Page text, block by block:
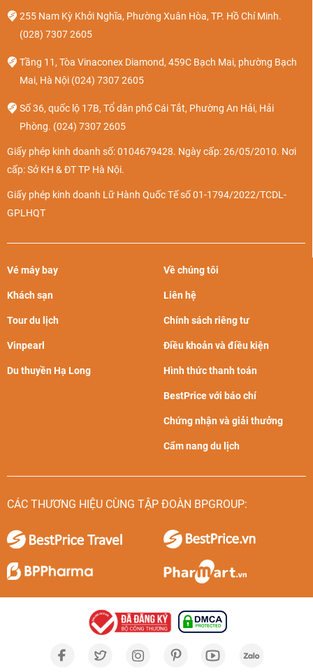
255 Nam Kỳ Khởi Nghĩa, Phường Xuân Hòa, TP. Hồ Chí Minh.
(028) 7307 2605
Tầng 11, Tòa Vinaconex Diamond, 459C Bạch Mai, phường Bạch
Mai, Hà Nội (024) 7307 2605
Số 36, quốc lộ 17B, Tổ dân phố Cái Tắt, Phường An Hải, Hải
Phòng. (024) 7307 2605
Giấy phép kinh doanh số: 0104679428. Ngày cấp: 26/05/2010. Nơi
cấp: Sở KH & ĐT TP Hà Nội.
Giấy phép kinh doanh Lữ Hành Quốc Tế số 01-1794/2022/TCDL-
GPLHQT
Vé máy bay
Khách sạn
Tour du lịch
Vinpearl
Du thuyền Hạ Long
Về chúng tôi
Liên hệ
Chính sách riêng tư
Điều khoản và điều kiện
Hình thức thanh toán
BestPrice với báo chí
Chứng nhận và giải thưởng
Cẩm nang du lịch
CÁC THƯƠNG HIỆU CÙNG TẬP ĐOÀN BPGROUP: